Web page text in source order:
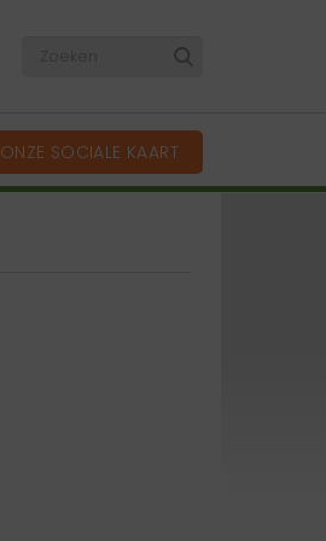
ONZE SOCIALE KAART